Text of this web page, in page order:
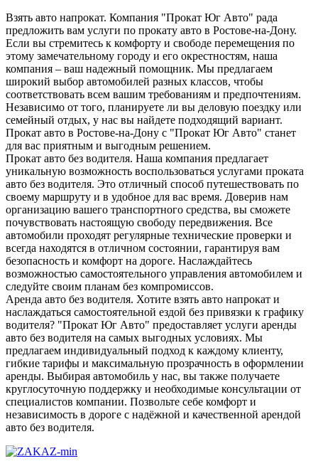
Взять авто напрокат. Компания "Прокат Юг Авто" рада
предложить вам услуги по прокату авто в Ростове-на-Дону.
Если вы стремитесь к комфорту и свободе перемещения по
этому замечательному городу и его окрестностям, наша
компания – ваш надежный помощник. Мы предлагаем
широкий выбор автомобилей разных классов, чтобы
соответствовать всем вашим требованиям и предпочтениям.
Независимо от того, планируете ли вы деловую поездку или
семейный отдых, у нас вы найдете подходящий вариант.
Прокат авто в Ростове-на-Дону с "Прокат Юг Авто" станет
для вас приятным и выгодным решением.
Прокат авто без водителя. Наша компания предлагает
уникальную возможность воспользоваться услугами проката
авто без водителя. Это отличный способ путешествовать по
своему маршруту и в удобное для вас время. Доверив нам
организацию вашего транспортного средства, вы сможете
почувствовать настоящую свободу передвижения. Все
автомобили проходят регулярные технические проверки и
всегда находятся в отличном состоянии, гарантируя вам
безопасность и комфорт на дороге. Наслаждайтесь
возможностью самостоятельного управления автомобилем и
следуйте своим планам без компромиссов.
Аренда авто без водителя. Хотите взять авто напрокат и
наслаждаться самостоятельной ездой без привязки к графику
водителя? "Прокат Юг Авто" предоставляет услуги аренды
авто без водителя на самых выгодных условиях. Мы
предлагаем индивидуальный подход к каждому клиенту,
гибкие тарифы и максимальную прозрачность в оформлении
аренды. Выбирая автомобиль у нас, вы также получаете
круглосуточную поддержку и необходимые консультации от
специалистов компании. Позвольте себе комфорт и
независимость в дороге с надёжной и качественной арендой
авто без водителя.